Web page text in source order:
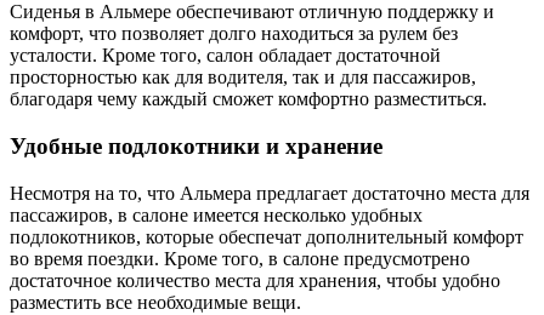
Сиденья в Альмере обеспечивают отличную поддержку и
комфорт, что позволяет долго находиться за рулем без
усталости. Кроме того, салон обладает достаточной
просторностью как для водителя, так и для пассажиров,
благодаря чему каждый сможет комфортно разместиться.
Удобные подлокотники и хранение
Несмотря на то, что Альмера предлагает достаточно места для
пассажиров, в салоне имеется несколько удобных
подлокотников, которые обеспечат дополнительный комфорт
во время поездки. Кроме того, в салоне предусмотрено
достаточное количество места для хранения, чтобы удобно
разместить все необходимые вещи.